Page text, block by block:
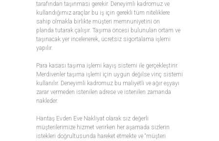
tarafından taşınması gerekir. Deneyimli kadromuz ve
kullandığımız araçlar bu iş için gerekli tüm niteliklere
sahip olmakla birlikte müşteri memnuniyetini ön
planda tutarak çalışır. Taşıma öncesi bulunulan ortam ve
taşınacak yer incelenerek, ücretsiz sigortalama işlemi
yapılır.
Para kasası taşıma işlemi kayış sistemi ile gerçekleştirir.
Merdivenler taşıma işlemi için uygun değilse vinç sistemi
kullanılır. Deneyimli kadromuz bu maliyetli ve ağır eşyayı
zarar vermeden istenilen adrese ve istenilen zamanda
nakleder.
Hantaş Evden Eve Nakliyat olarak siz değerli
müşterilerimize hizmet verirken her aşamada sizlerin
istekleri doğrultusunda hareket etmekte ve “müşteri